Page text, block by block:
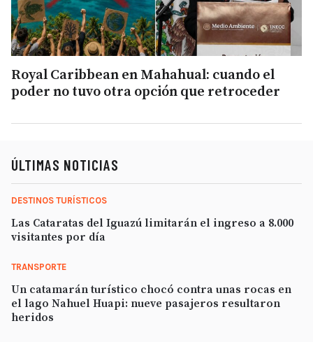
Royal Caribbean en Mahahual: cuando el
poder no tuvo otra opción que retroceder
ÚLTIMAS NOTICIAS
DESTINOS TURÍSTICOS
Las Cataratas del Iguazú limitarán el ingreso a 8.000
visitantes por día
TRANSPORTE
Un catamarán turístico chocó contra unas rocas en
el lago Nahuel Huapi: nueve pasajeros resultaron
heridos